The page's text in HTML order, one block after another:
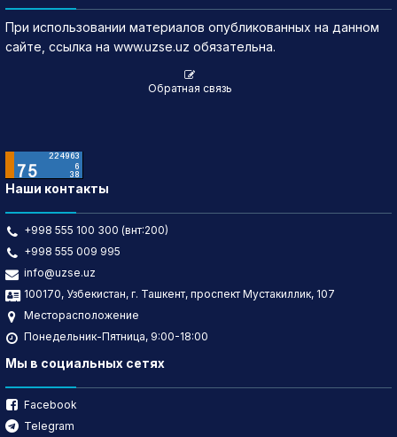
При использовании материалов опубликованных на данном
сайте, ссылка на www.uzse.uz обязательна.
Обратная связь
Наши контакты
+998 555 100 300 (внт:200)
+998 555 009 995
info@uzse.uz
100170, Узбекистан, г. Ташкент, проспект Мустакиллик, 107
Месторасположение
Понедельник-Пятница, 9:00-18:00
Мы в социальных сетях
Facebook
Telegram